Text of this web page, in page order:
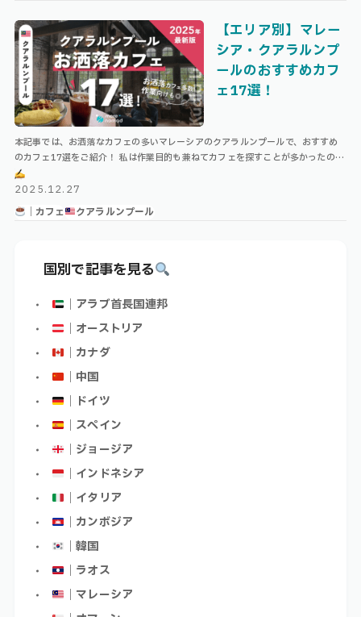
【エリア別】マレー
シア・クアラルンプ
ールのおすすめカフ
ェ17選！
本記事では、お洒落なカフェの多いマレーシアのクアラルンプールで、おすすめ
のカフェ17選をご紹介！ 私は作業目的も兼ねてカフェを探すことが多かったので
すが、実際は作業向けというより、友達同士で行くようなカフェの方が多いよう
…
2025.12.27
｜カフェ
クアラルンプール
国別で記事を見る
｜アラブ首長国連邦
｜オーストリア
｜カナダ
｜中国
｜ドイツ
｜スペイン
｜ジョージア
｜インドネシア
｜イタリア
｜カンボジア
｜韓国
｜ラオス
｜マレーシア